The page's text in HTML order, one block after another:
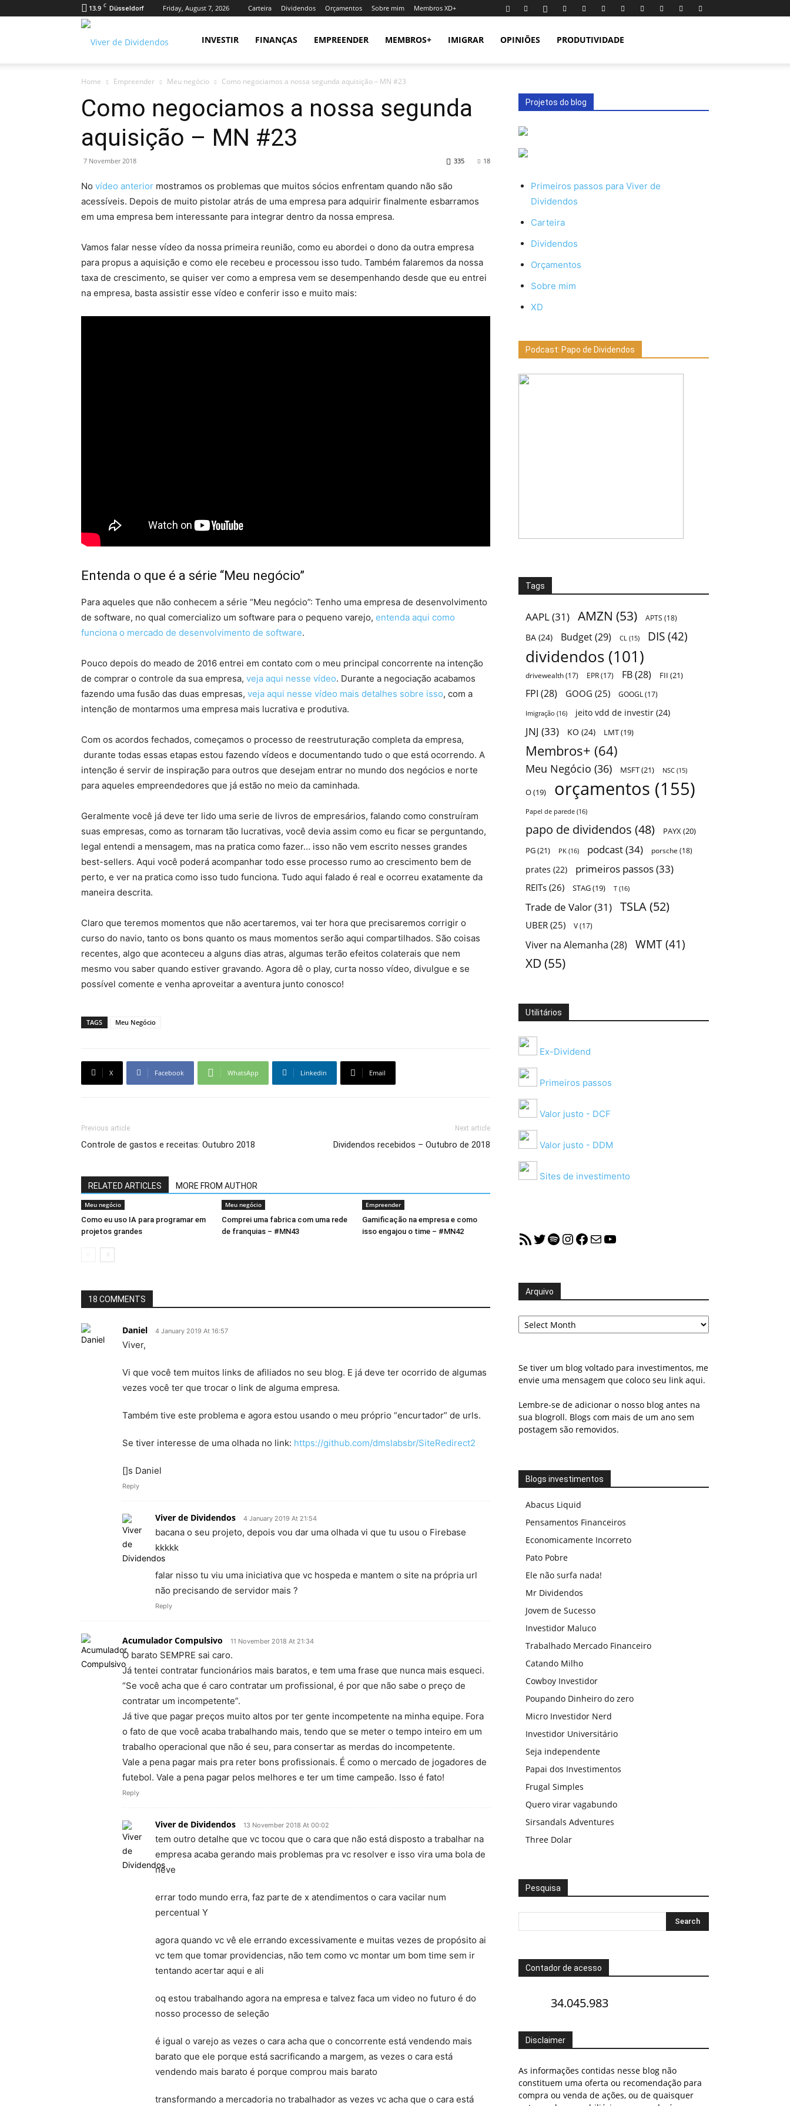
13.9 C Düsseldorf Friday, August 7, 2026 Carteira Dividendos Orçamentos Sobre mim Membros XD+
de
Dividendos
INVESTIR FINANÇAS EMPREENDER MEMBROS+ IMIGRAR OPINIÕES PRODUTIVIDADE
Home Empreender Meu negócio Como negociamos a nossa segunda aquisição – MN #23
Como negociamos a nossa segunda
aquisição – MN #23
7 November 2018 18
335
No vídeo anterior mostramos os problemas que muitos sócios enfrentam quando não são
acessíveis. Depois de muito pistolar atrás de uma empresa para adquirir finalmente esbarramos
em uma empresa bem interessante para integrar dentro da nossa empresa.
Vamos falar nesse vídeo da nossa primeira reunião, como eu abordei o dono da outra empresa
para propus a aquisição e como ele recebeu e processou isso tudo. Também falaremos da nossa
taxa de crescimento, se quiser ver como a empresa vem se desempenhando desde que eu entrei
na empresa, basta assistir esse vídeo e conferir isso e muito mais:
Entenda o que é a série “Meu negócio”
Para aqueles que não conhecem a série “Meu negócio”: Tenho uma empresa de desenvolvimento
de software, no qual comercializo um software para o pequeno varejo, entenda aqui como
funciona o mercado de desenvolvimento de software.
Pouco depois do meado de 2016 entrei em contato com o meu principal concorrente na intenção
de comprar o controle da sua empresa, veja aqui nesse vídeo. Durante a negociação acabamos
fazendo uma fusão das duas empresas, veja aqui nesse vídeo mais detalhes sobre isso, com a
intenção de montarmos uma empresa mais lucrativa e produtiva.
Com os acordos fechados, começamos o processo de reestruturação completa da empresa,
durante todas essas etapas estou fazendo vídeos e documentando tudo o que está ocorrendo. A
intenção é servir de inspiração para outros que desejam entrar no mundo dos negócios e norte
para aqueles empreendedores que já estão no meio da caminhada.
Geralmente você já deve ter lido uma serie de livros de empresários, falando como construíram
suas empresas, como as tornaram tão lucrativas, você devia assim como eu ficar se perguntando,
legal entendi a mensagem, mas na pratica como fazer… isso não vem escrito nesses grandes
best-sellers. Aqui você poderá acompanhar todo esse processo rumo ao crescimento bem de
perto, e ver na pratica como isso tudo funciona. Tudo aqui falado é real e ocorreu exatamente da
maneira descrita.
Claro que teremos momentos que não acertaremos, vai ter hora que precisaremos corrigir o
curso do navio, tanto os bons quanto os maus momentos serão aqui compartilhados. São coisas
recentes, algo que aconteceu a alguns dias atras, algumas terão efeitos colaterais que nem
mesmo vou saber quando estiver gravando. Agora dê o play, curta nosso vídeo, divulgue e se
possível comente e venha aproveitar a aventura junto conosco!
TAGS Meu Negócio
X Facebook WhatsApp Linkedin Email
Previous article
Controle de gastos e receitas: Outubro 2018
Next article
Dividendos recebidos – Outubro de 2018
RELATED ARTICLES MORE FROM AUTHOR
Meu negócio
Como eu uso IA para programar em
projetos grandes
Meu negócio
Comprei uma fabrica com uma rede
de franquias – #MN43
Empreender
Gamificação na empresa e como
isso engajou o time – #MN42
18 COMMENTS
Daniel 4 January 2019 At 16:57
Viver,
Vi que você tem muitos links de afiliados no seu blog. E já deve ter ocorrido de algumas
vezes você ter que trocar o link de alguma empresa.
Também tive este problema e agora estou usando o meu próprio “encurtador” de urls.
Se tiver interesse de uma olhada no link: https://github.com/dmslabsbr/SiteRedirect2
[]s Daniel
Reply
Viver de Dividendos 4 January 2019 At 21:54
bacana o seu projeto, depois vou dar uma olhada vi que tu usou o Firebase
kkkkk
falar nisso tu viu uma iniciativa que vc hospeda e mantem o site na própria url
não precisando de servidor mais ?
Reply
Acumulador Compulsivo 11 November 2018 At 21:34
O barato SEMPRE sai caro.
Já tentei contratar funcionários mais baratos, e tem uma frase que nunca mais esqueci.
“Se você acha que é caro contratar um profissional, é por que não sabe o preço de
contratar um incompetente”.
Já tive que pagar preços muito altos por ter gente incompetente na minha equipe. Fora
o fato de que você acaba trabalhando mais, tendo que se meter o tempo inteiro em um
trabalho operacional que não é seu, para consertar as merdas do incompetente.
Vale a pena pagar mais pra reter bons profissionais. É como o mercado de jogadores de
futebol. Vale a pena pagar pelos melhores e ter um time campeão. Isso é fato!
Reply
Viver de Dividendos 13 November 2018 At 00:02
tem outro detalhe que vc tocou que o cara que não está disposto a trabalhar na
empresa acaba gerando mais problemas pra vc resolver e isso vira uma bola de
neve
errar todo mundo erra, faz parte de x atendimentos o cara vacilar num
percentual Y
agora quando vc vê ele errando excessivamente e muitas vezes de propósito ai
vc tem que tomar providencias, não tem como vc montar um bom time sem ir
tentando acertar aqui e ali
oq estou trabalhando agora na empresa e talvez faca um video no futuro é do
nosso processo de seleção
é igual o varejo as vezes o cara acha que o concorrente está vendendo mais
barato que ele porque está sacrificando a margem, as vezes o cara está
vendendo mais barato é porque comprou mais barato
transformando a mercadoria no trabalhador as vezes vc acha que o cara está
Projetos do blog
Primeiros passos para Viver de
Dividendos
Carteira
Dividendos
Orçamentos
Sobre mim
XD
Podcast: Papo de Dividendos
Tags
AAPL(31) AMZN (53) APTS (18)
BA (24) Budget(29) CL (15) DIS (42)
dividendos (101)
drivewealth(17) EPR(17) FB(28) FII (21)
FPI (28) GOOG (25) GOOGL (17)
Imigração (16) jeito vdd de investir (24)
JNJ (33) KO (24) LMT(19)
Membros+ (64)
Meu Negócio (36) MSFT(21) NSC (15)
O(19) orçamentos (155)
Papel de parede (16)
papo de dividendos (48) PAYX(20)
PG(21) PK (16) podcast(34) porsche (18)
prates (22) primeiros passos(33)
REITs (26) STAG(19) T (16)
Trade de Valor(31) TSLA(52)
UBER (25) V(17)
Viver na Alemanha (28) WMT (41)
XD (55)
Utilitários
Ex-Dividend
Primeiros passos
Valor justo - DCF
Valor justo - DDM
Sites de investimento
RSS FeedTwitter
Spotify
Instagram
Facebook
MailYouTube
Arquivo
Arquivo
Se tiver um blog voltado para investimentos, me
envie uma mensagem que coloco seu link aqui.
Lembre-se de adicionar o nosso blog antes na
sua blogroll. Blogs com mais de um ano sem
postagem são removidos.
Blogs investimentos
Abacus Liquid
Pensamentos Financeiros
Economicamente Incorreto
Pato Pobre
Ele não surfa nada!
Mr Dividendos
Jovem de Sucesso
Investidor Maluco
Trabalhado Mercado Financeiro
Catando Milho
Cowboy Investidor
Poupando Dinheiro do zero
Micro Investidor Nerd
Investidor Universitário
Seja independente
Papai dos Investimentos
Frugal Simples
Quero virar vagabundo
Sirsandals Adventures
Three Dolar
Pesquisa
Contador de acesso
34.045.983
Disclaimer
As informações contidas nesse blog não
constituem uma oferta ou recomendação para
compra ou venda de ações, ou de quaisquer